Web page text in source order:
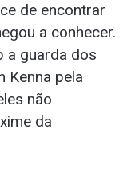
de encontrar
a conhecer.
a guarda dos
Kenna pela
não
da